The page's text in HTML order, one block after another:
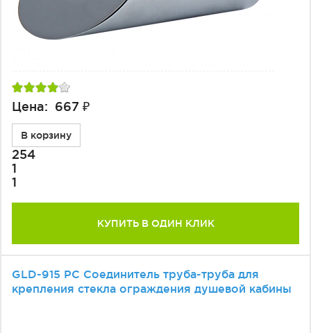
Цена: 667 ₽
В корзину
254
1
1
КУПИТЬ В ОДИН КЛИК
GLD-915 PC Соединитель труба-труба для
крепления стекла ограждения душевой кабины